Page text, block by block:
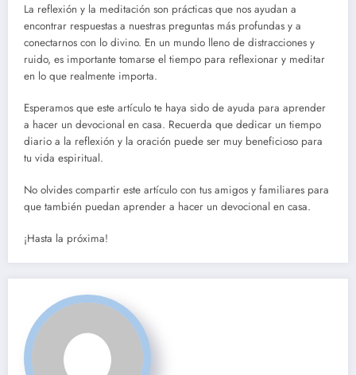
La reflexión y la meditación son prácticas que nos ayudan a
encontrar respuestas a nuestras preguntas más profundas y a
conectarnos con lo divino. En un mundo lleno de distracciones y
ruido, es importante tomarse el tiempo para reflexionar y meditar
en lo que realmente importa.
Esperamos que este artículo te haya sido de ayuda para aprender
a hacer un devocional en casa. Recuerda que dedicar un tiempo
diario a la reflexión y la oración puede ser muy beneficioso para
tu vida espiritual.
No olvides compartir este artículo con tus amigos y familiares para
que también puedan aprender a hacer un devocional en casa.
¡Hasta la próxima!